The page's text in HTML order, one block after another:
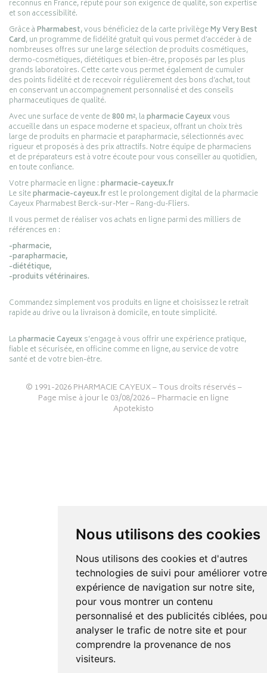
Nous utilisons des cookies
Nous utilisons des cookies et d'autres
technologies de suivi pour améliorer votre
expérience de navigation sur notre site,
pour vous montrer un contenu
personnalisé et des publicités ciblées,
analyser le trafic de notre site et pour
comprendre la provenance de nos
visiteurs.
reconnus en France, réputé pour son exigence de qualité, son expertise
et son accessibilité.
Grâce àPharmabest, vous bénéficiez de la carte privilègeMy Very Best
Card, un programme de fidélité gratuit qui vous permet d’accéder à de
nombreuses offres sur une large sélection de produits cosmétiques,
dermo-cosmétiques, diététiques et bien-être, proposés par les plus
grands laboratoires. Cette carte vous permet également de cumuler
des points fidélité et de recevoir régulièrement des bons d’achat, tout
en conservant un accompagnement personnalisé et des conseils
pharmaceutiques de qualité.
Avec une surface de vente de800 m², lapharmacie Cayeuxvous
accueille dans un espace moderne et spacieux, offrant un choix très
large de produits en pharmacie et parapharmacie, sélectionnés avec
rigueur et proposés à des prix attractifs. Notre équipe de pharmaciens
et de préparateurs est à votre écoute pour vous conseiller au quotidien,
en toute confiance.
Votre pharmacie en ligne :pharmacie-cayeux.fr
Le sitepharmacie-cayeux.frest le prolongement digital de la pharmacie
Cayeux Pharmabest Berck-sur-Mer – Rang-du-Fliers.
Il vous permet de réaliser vos achats en ligne parmi des milliers de
références en :
-pharmacie,
-parapharmacie,
-diététique,
-produits vétérinaires.
Commandez simplement vos produits en ligne et choisissez le retrait
rapide au drive ou la livraison à domicile, en toute simplicité.
Lapharmacie Cayeuxs’engage à vous offrir une expérience pratique,
fiable et sécurisée, en officine comme en ligne, au service de votre
santé et de votre bien-être.
© 1991-2026PHARMACIE CAYEUX– Tous droits réservés –
Page mise à jour le 03/08/2026 –Pharmacie en ligne
Apotekisto